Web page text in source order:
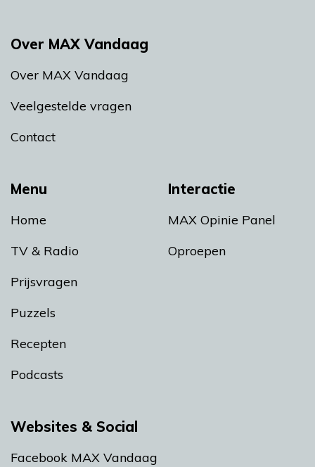
Menu
Home
TV & Radio
Prijsvragen
Puzzels
Recepten
Podcasts
Interactie
MAX Opinie Panel
Oproepen
Over MAX Vandaag
Over MAX Vandaag
Veelgestelde vragen
Contact
Websites & Social
Facebook MAX Vandaag